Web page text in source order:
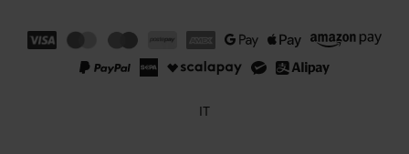
IT